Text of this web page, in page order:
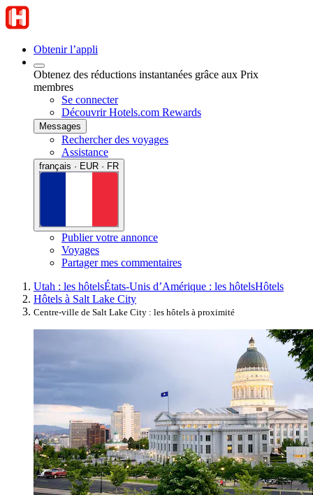
Obtenir l’appli
Obtenez des réductions instantanées grâce aux Prix
membres
Se connecter
Découvrir Hotels.com Rewards
Messages
Rechercher des voyages
Assistance
français · EUR · FR
Publier votre annonce
Voyages
Partager mes commentaires
Utah : les hôtelsÉtats-Unis d’Amérique : les hôtelsHôtels
Hôtels à Salt Lake City
Centre-ville de Salt Lake City : les hôtels à proximité